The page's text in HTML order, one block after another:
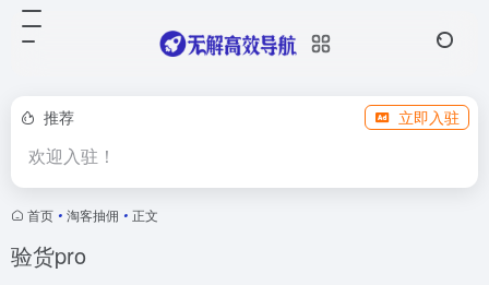
推荐 立即入驻
欢迎入驻！
首页 • 淘客抽佣 • 正文
验货pro